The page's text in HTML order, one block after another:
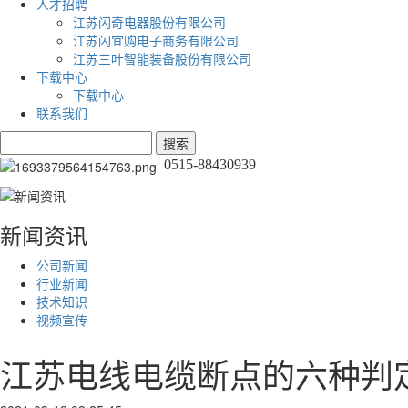
人才招聘
江苏闪奇电器股份有限公司
江苏闪宜购电子商务有限公司
江苏三叶智能装备股份有限公司
下载中心
下载中心
联系我们
0515-88430939
新闻资讯
公司新闻
行业新闻
技术知识
视频宣传
江苏电线电缆断点的六种判